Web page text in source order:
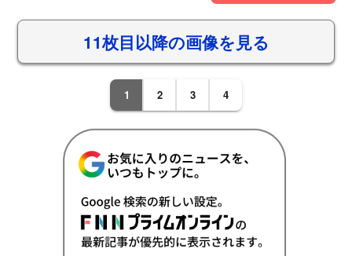
11枚目以降の画像を見る
1 2 3 4